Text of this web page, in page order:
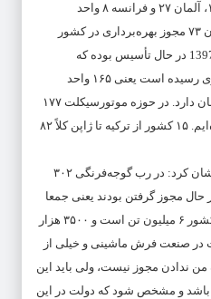
۵ واحد خودروسازی دارند؛ ژاپن ۱۱، آلمان ۲۷ و فرانسه ۸ واحد
خودروسازی دارد. در صنعت سیمان ۷۳ مجوز بهره‌برداری در کشور
صادر کرده‌ایم و ۹۲ واحد در سال 1397 در حال تأسیس بوده که
نمی‌دانیم چه تعدادی به بهره‌برداری رسیده است یعنی ۱۶۵ واحد
سیمان و کره جنوبی ۱۰ واحد سیمان دارد. در حوزه موتورسیکلت ۱۷۷
پروانه صادر و ۳۳ مجوز صادر کرده‌ایم. ۱۵ کشور از ترکیه تا ژاپن کلاً ۸۲
رئیس اتاق بازرگانی ایران خاطرنشان کرد: در رب گوجه‌فرنگی ۳۰۲
داده‌ایم و ۳۹۸ واحد در حال مجوز گرفتن بودند یعنی جمعا
۷۰۲ واحد و تولید گوجه‌فرنگی در کشور ۶ میلیون تن است و ۳۵۰۰ هزار
صنعت فرش ماشینی و خیلی از
ندادن مجوز نیست، ولی باید این
باشد و مشخص شود که دولت در این